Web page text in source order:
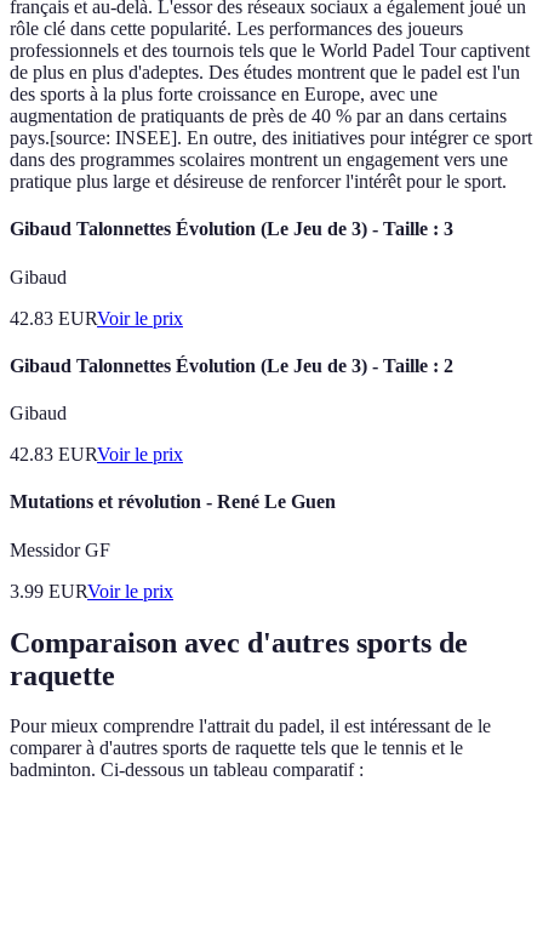
français et au-delà. L'essor des réseaux sociaux a également joué un
rôle clé dans cette popularité. Les performances des joueurs
professionnels et des tournois tels que le World Padel Tour captivent
de plus en plus d'adeptes. Des études montrent que le padel est l'un
des sports à la plus forte croissance en Europe, avec une
augmentation de pratiquants de près de 40 % par an dans certains
pays.[source: INSEE]. En outre, des initiatives pour intégrer ce sport
dans des programmes scolaires montrent un engagement vers une
pratique plus large et désireuse de renforcer l'intérêt pour le sport.
Gibaud Talonnettes Évolution (Le Jeu de 3) - Taille : 3
Gibaud
42.83 EURVoir le prix
Gibaud Talonnettes Évolution (Le Jeu de 3) - Taille : 2
Gibaud
42.83 EURVoir le prix
Mutations et révolution - René Le Guen
Messidor GF
3.99 EURVoir le prix
Comparaison avec d'autres sports de
raquette
Pour mieux comprendre l'attrait du padel, il est intéressant de le
comparer à d'autres sports de raquette tels que le tennis et le
badminton. Ci-dessous un tableau comparatif :